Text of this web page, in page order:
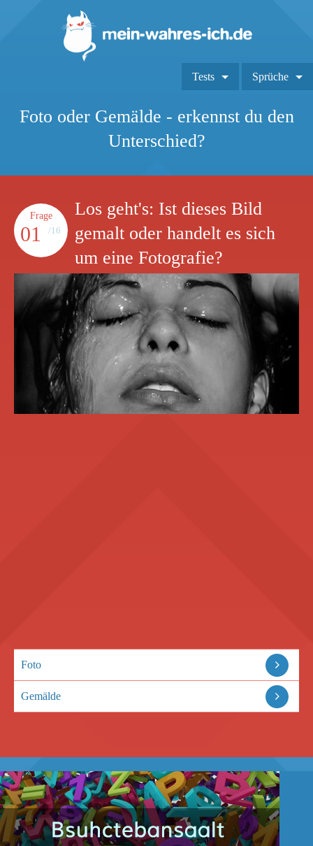
Tests Sprüche
Foto oder Gemälde - erkennst du den
Unterschied?
Frage
01 /16
Los geht's: Ist dieses Bild
gemalt oder handelt es sich
um eine Fotografie?
Foto
Gemälde